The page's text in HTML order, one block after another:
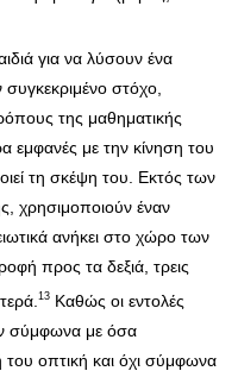
για να λύσουν ένα
στόχο,
της μαθηματικής
εμφανές με την κίνηση του
τη σκέψη του. Εκτός των
χρησιμοποιούν έναν
ανήκει στο χώρο των
προς τα δεξιά, τρεις
13 Καθώς οι εντολές
σύμφωνα με όσα
οπτική και όχι σύμφωνα